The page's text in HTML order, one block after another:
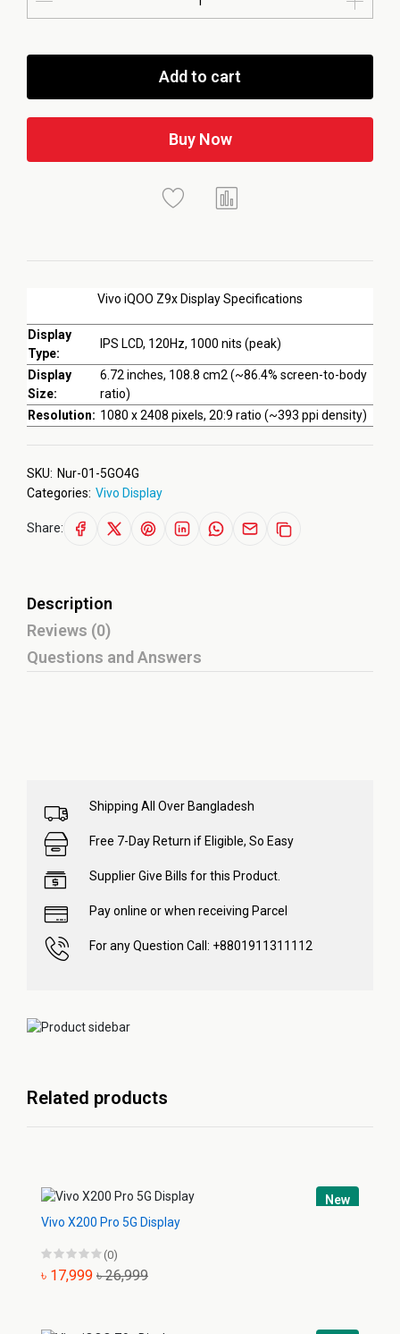
Vivo iQOO Z9x Display Specifications
Display
Type:
IPS LCD, 120Hz, 1000 nits (peak)
Display
Size:
6.72 inches, 108.8 cm2 (~86.4% screen-to-body
ratio)
Resolution: 1080 x 2408 pixels, 20:9 ratio (~393 ppi density)
Add to cart
Buy Now
SKU: Nur-01-5GO4G
Categories: Vivo Display
Share:
Description
Reviews (0)
Questions and Answers
Shipping All Over Bangladesh
Free 7-Day Return if Eligible, So Easy
Supplier Give Bills for this Product.
Pay online or when receiving Parcel
For any Question Call: +8801911311112
Related products
New
Vivo X200 Pro 5G Display
(0)
৳ 17,999 ৳ 26,999